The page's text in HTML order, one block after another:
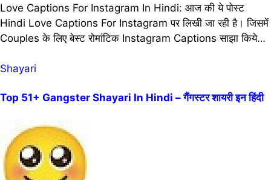
Love Captions For Instagram In Hindi: आज की ये पोस्ट
Hindi Love Captions For Instagram पर लिखी जा रही है। जिसमें
Couples के लिए बेस्ट रोमांटिक Instagram Captions साझा किये…
Shayari
Top 51+ Gangster Shayari In Hindi – गैंगस्टर शायरी इन हिंदी